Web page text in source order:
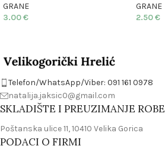
GRANE
3.00€
GRANE
2.50€
Telefon/WhatsApp/Viber: 091 161 0978
natalija.jaksic0@gmail.com
SKLADIŠTE I PREUZIMANJE ROBE
Poštanska ulice 11, 10410 Velika Gorica
PODACI O FIRMI